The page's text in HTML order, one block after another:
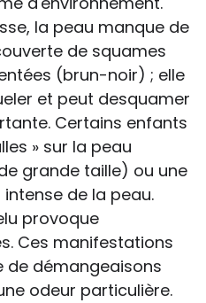
la peau manque de
de squames
(brun-noir) ; elle
et peut desquamer
Certains enfants
» sur la peau
grande taille) ou une
de la peau.
provoque
Ces manifestations
de démangeaisons
odeur particulière.